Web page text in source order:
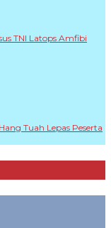
TNI Latops Amfibi
Tuah Lepas Peserta